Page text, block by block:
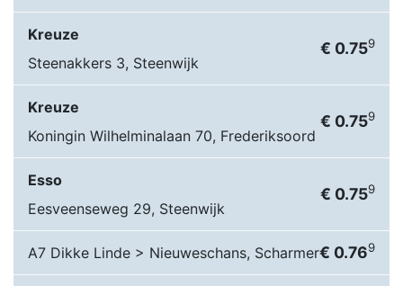
Kreuze
Steenakkers 3, Steenwijk
€ 0.759
Kreuze
Koningin Wilhelminalaan 70, Frederiksoord
€ 0.759
Esso
Eesveenseweg 29, Steenwijk
€ 0.759
A7 Dikke Linde > Nieuweschans, Scharmer€ 0.769